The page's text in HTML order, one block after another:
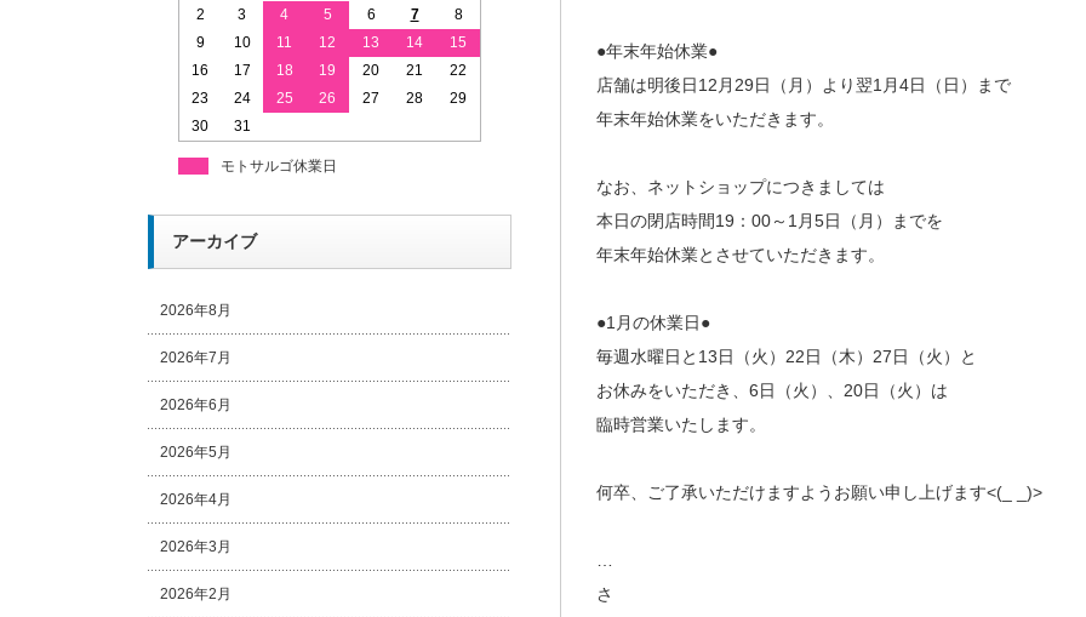
●年末年始休業●
店舗は明後日12月29日（月）より翌1月4日（日）まで
年末年始休業をいただきます。
なお、ネットショップにつきましては
本日の閉店時間19：00～1月5日（月）までを
年末年始休業とさせていただきます。
●1月の休業日●
毎週水曜日と13日（火）22日（木）27日（火）と
お休みをいただき、6日（火）、20日（火）は
臨時営業いたします。
何卒、ご了承いただけますようお願い申し上げます<(_ _)>
さ
2
3 4 5 6 7
8
9
10 11 12 13 14
15
16
17 18 19 20 21
22
23
24 25 26 27 28
29
30
31
モトサルゴ休業日
アーカイブ
2026年8月
2026年7月
2026年6月
2026年5月
2026年4月
2026年3月
2026年2月